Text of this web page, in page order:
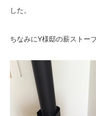
した。
ちなみにY様邸の薪ストー